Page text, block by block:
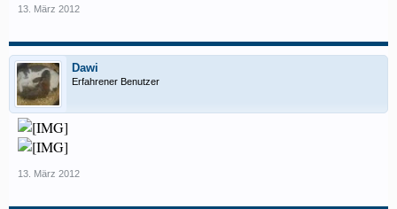
13. März 2012
Dawi
Erfahrener Benutzer
13. März 2012